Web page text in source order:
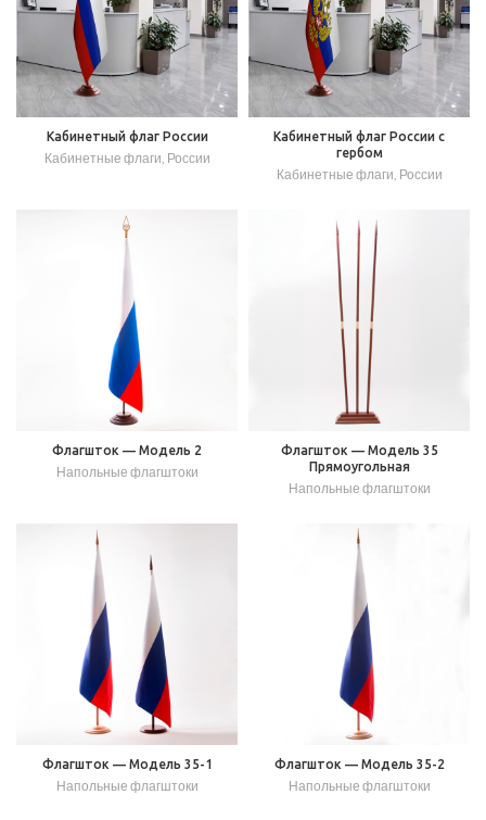
Кабинетный флаг России
Кабинетные флаги, России
Кабинетный флаг России с
гербом
Кабинетные флаги, России
Флагшток — Модель 2
Напольные флагштоки
Флагшток — Модель 35
Прямоугольная
Напольные флагштоки
Флагшток — Модель 35-1
Напольные флагштоки
Флагшток — Модель 35-2
Напольные флагштоки